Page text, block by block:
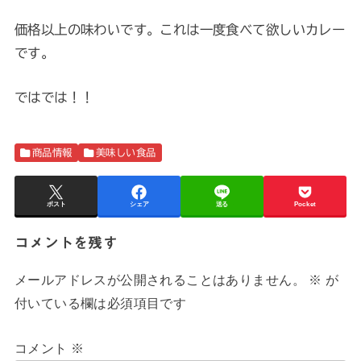
価格以上の味わいです。これは一度食べて欲しいカレー
です。
ではでは！！
商品情報 美味しい食品
ポスト シェア 送る Pocket
コメントを残す
メールアドレスが公開されることはありません。 ※ が
付いている欄は必須項目です
コメント ※